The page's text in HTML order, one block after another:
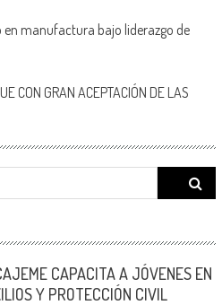
manufactura bajo liderazgo de
CON GRAN ACEPTACIÓN DE LAS
Search
for:
CAPACITA A JÓVENES EN
Y PROTECCIÓN CIVIL